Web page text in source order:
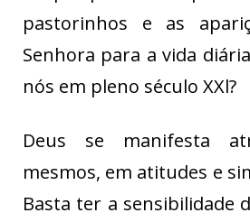
pastorinhos e as
Senhora para a vida
nós em pleno século XXl?
Deus se manifesta
mesmos, em atitudes e
Basta ter a sensibilidade